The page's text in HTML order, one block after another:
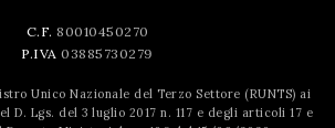
C.F. 80010450270
P.IVA 03885730279
Unico Nazionale del Terzo Settore (RUNTS) ai
D. Lgs. del 3 luglio 2017 n. 117 e degli articoli 17 e